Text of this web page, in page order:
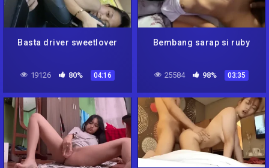
Basta driver sweetlover
19126 80% 04:16
Bembang sarap si ruby
25584 98% 03:35